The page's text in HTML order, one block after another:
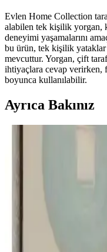
Evlen Home Collection
alabilen tek kişilik yorgan,
deneyimi yaşamalarını
bu ürün, tek kişilik
mevcuttur. Yorgan, çift
ihtiyaçlara cevap verirken,
boyunca kullanılabilir.
Ayrıca Bakınız
30°C makinede
Madame Coco